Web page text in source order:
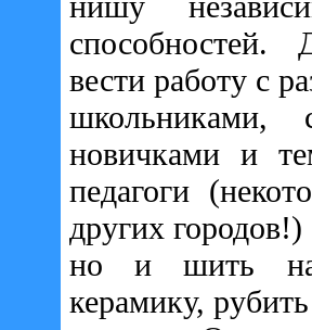
способностей.
вести работу с
школьниками,
новичками и
педагоги
других
но и шить
керамику,